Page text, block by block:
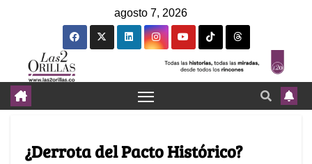
agosto 7, 2026
¿Derrota del Pacto Histórico?